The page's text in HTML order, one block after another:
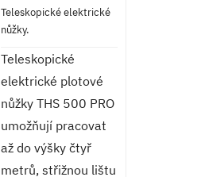
Teleskopické elektrické
nůžky.
Teleskopické
elektrické plotové
nůžky THS 500 PRO
umožňují pracovat
až do výšky čtyř
metrů, střižnou lištu